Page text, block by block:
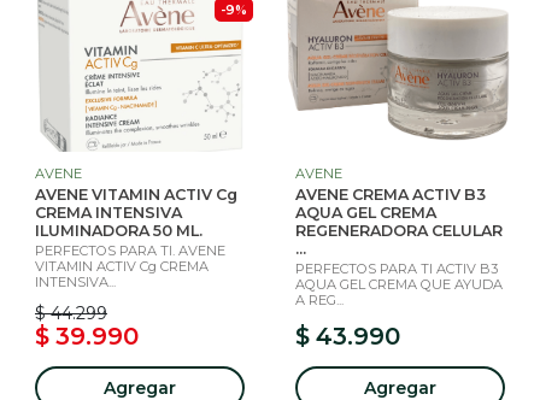
-9%
AVENE
AVENE VITAMIN ACTIV Cg
CREMA INTENSIVA
ILUMINADORA 50 ML.
PERFECTOS PARA TI. AVENE
VITAMIN ACTIV Cg CREMA
INTENSIVA...
$ 44.299
$ 39.990
Agregar
AVENE
AVENE CREMA ACTIV B3
AQUA GEL CREMA
REGENERADORA CELULAR
...
PERFECTOS PARA TI ACTIV B3
AQUA GEL CREMA QUE AYUDA
A REG...
$ 43.990
Agregar